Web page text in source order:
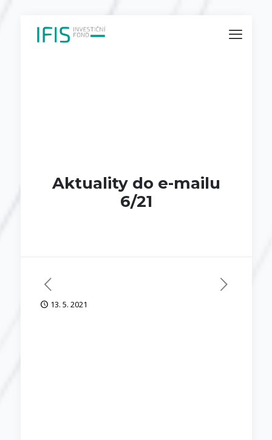
Aktuality do e-mailu
6/21
13. 5. 2021